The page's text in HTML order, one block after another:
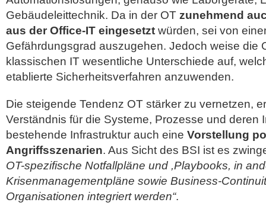
Gebäudeleittechnik. Da in der OT zunehmend
aus der Office-IT eingesetzt würden, sei von
Gefährdungsgrad auszugehen. Jedoch weise die
klassischen IT wesentliche Unterschiede auf,
etablierte Sicherheitsverfahren anzuwenden.
Die steigende Tendenz OT stärker zu vernetzen,
Verständnis für die Systeme, Prozesse und deren
bestehende Infrastruktur auch eine Vorstellung
Angriffsszenarien. Aus Sicht des BSI ist es
OT-spezifische Notfallpläne und ,Playbooks, in
Krisenmanagementpläne sowie Business-
Organisationen integriert werden“.